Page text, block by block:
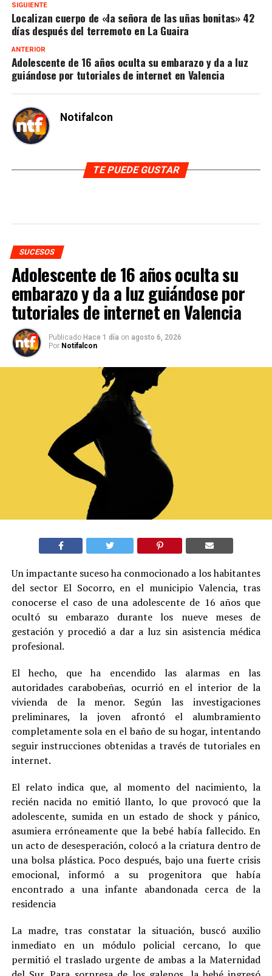
SIGUIENTE
Localizan cuerpo de «la señora de las uñas bonitas» 42
días después del terremoto en La Guaira
ANTERIOR
Adolescente de 16 años oculta su embarazo y da a luz
guiándose por tutoriales de internet en Valencia
Notifalcon
TE PUEDE GUSTAR
SUCESOS
Adolescente de 16 años oculta su
embarazo y da a luz guiándose por
tutoriales de internet en Valencia
Publicado Hace 1 día on agosto 6, 2026
Por Notifalcon
Un impactante suceso ha conmocionado a los habitantes
del sector El Socorro, en el municipio Valencia, tras
conocerse el caso de una adolescente de 16 años que
ocultó su embarazo durante los nueve meses de
gestación y procedió a dar a luz sin asistencia médica
profesional.
El hecho, que ha encendido las alarmas en las
autoridades carabobeñas, ocurrió en el interior de la
vivienda de la menor. Según las investigaciones
preliminares, la joven afrontó el alumbramiento
completamente sola en el baño de su hogar, intentando
seguir instrucciones obtenidas a través de tutoriales en
internet.
El relato indica que, al momento del nacimiento, la
recién nacida no emitió llanto, lo que provocó que la
adolescente, sumida en un estado de shock y pánico,
asumiera erróneamente que la bebé había fallecido. En
un acto de desesperación, colocó a la criatura dentro de
una bolsa plástica. Poco después, bajo una fuerte crisis
emocional, informó a su progenitora que había
encontrado a una infante abandonada cerca de la
residencia
La madre, tras constatar la situación, buscó auxilio
inmediato en un módulo policial cercano, lo que
permitió el traslado urgente de ambas a la Maternidad